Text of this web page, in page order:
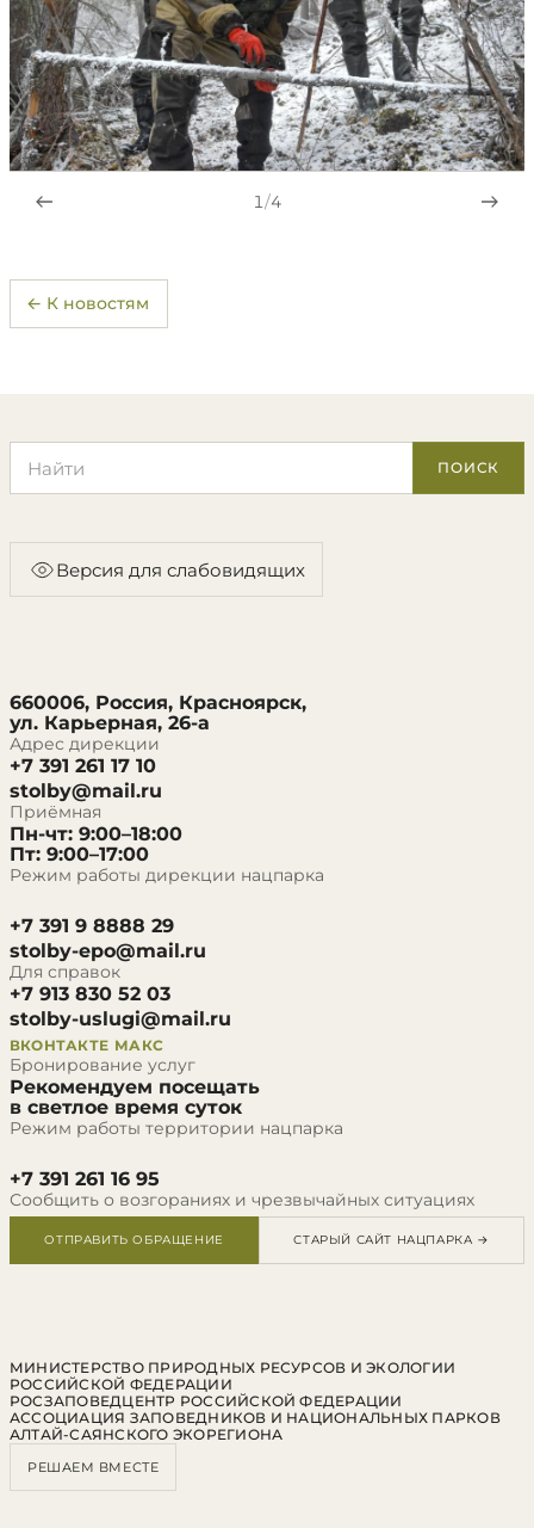
1/4
← К новостям
ПОИСК
Версия для слабовидящих
660006, Россия, Красноярск,
ул. Карьерная, 26-а
Адрес дирекции
+7 391 261 17 10
stolby@mail.ru
Приёмная
Пн-чт: 9:00–18:00
Пт: 9:00–17:00
Режим работы дирекции нацпарка
+7 391 9 8888 29
stolby-epo@mail.ru
Для справок
+7 913 830 52 03
stolby-uslugi@mail.ru
ВКОНТАКТЕ МАКС
Бронирование услуг
Рекомендуем посещать
в светлое время суток
Режим работы территории нацпарка
+7 391 261 16 95
Сообщить о возгораниях и чрезвычайных ситуациях
ОТПРАВИТЬ ОБРАЩЕНИЕ СТАРЫЙ САЙТ НАЦПАРКА →
МИНИСТЕРСТВО ПРИРОДНЫХ РЕСУРСОВ И ЭКОЛОГИИ
РОССИЙСКОЙ ФЕДЕРАЦИИ
РОСЗАПОВЕДЦЕНТР РОССИЙСКОЙ ФЕДЕРАЦИИ
АССОЦИАЦИЯ ЗАПОВЕДНИКОВ И НАЦИОНАЛЬНЫХ ПАРКОВ
АЛТАЙ-САЯНСКОГО ЭКОРЕГИОНА
РЕШАЕМ ВМЕСТЕ